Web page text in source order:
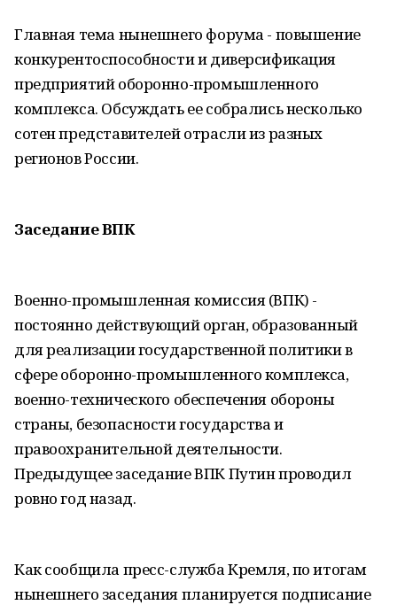
Главная тема нынешнего форума - повышение
конкурентоспособности и диверсификация
предприятий оборонно-промышленного
комплекса. Обсуждать ее собрались несколько
сотен представителей отрасли из разных
регионов России.
Заседание ВПК
Военно-промышленная комиссия (ВПК) -
постоянно действующий орган, образованный
для реализации государственной политики в
сфере оборонно-промышленного комплекса,
военно-технического обеспечения обороны
страны, безопасности государства и
правоохранительной деятельности.
Предыдущее заседание ВПК Путин проводил
ровно год назад.
Как сообщила пресс-служба Кремля, по итогам
нынешнего заседания планируется подписание